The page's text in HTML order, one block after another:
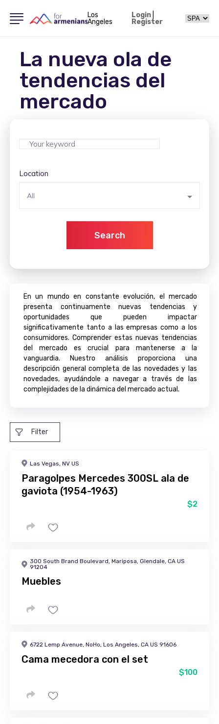
Los
Angeles
Login|
Register
La nueva ola de
tendencias del
mercado
Location
All
Search
En un mundo en constante evolución, el mercado
presenta continuamente nuevas tendencias y
oportunidades que pueden impactar
significativamente tanto a las empresas como a los
consumidores. Comprender estas nuevas tendencias
del mercado es crucial para mantenerse a la
vanguardia. Nuestro análisis proporciona una
descripción general completa de las novedades y las
novedades, ayudándole a navegar a través de las
complejidades de la dinámica del mercado actual.
Filter
Las Vegas, NV US
Paragolpes Mercedes 300SL ala de
gaviota (1954-1963)
$2
300 South Brand Boulevard, Mariposa, Glendale, CA US
91204
Muebles
6722 Lemp Avenue, NoHo, Los Angeles, CA US 91606
Cama mecedora con el set
$100